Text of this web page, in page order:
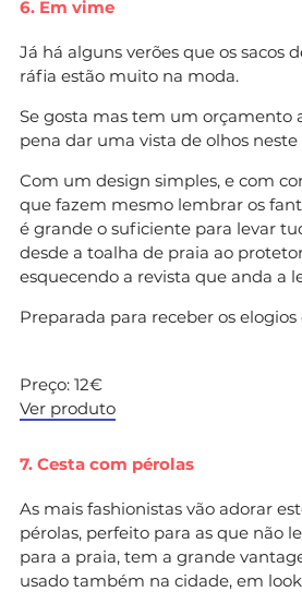
6. Em vime
Já há alguns verões que os sacos
ráfia estão muito na moda.
Se gosta mas tem um orçamento
pena dar uma vista de olhos
Com um design simples, e com
que fazem mesmo lembrar os
é grande o suficiente para levar
desde a toalha de praia ao
esquecendo a revista que anda a
Preparada para receber os elogios
Preço: 12€
Ver produto
7. Cesta com pérolas
As mais fashionistas vão adorar
pérolas, perfeito para as que não
para a praia, tem a grande
usado também na cidade, em